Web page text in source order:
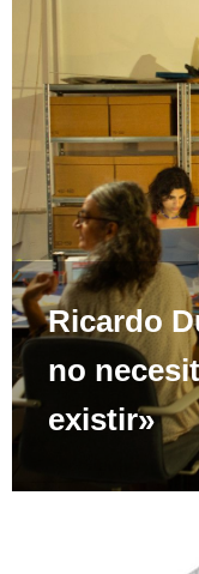
Ricardo
no
existir»